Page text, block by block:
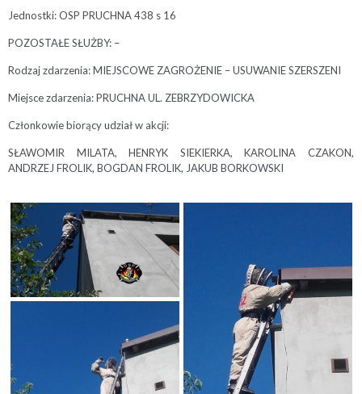
Jednostki: OSP PRUCHNA 438 s 16
POZOSTAŁE SŁUŻBY: –
Rodzaj zdarzenia: MIEJSCOWE ZAGROŻENIE – USUWANIE SZERSZENI
Miejsce zdarzenia: PRUCHNA UL. ZEBRZYDOWICKA
Członkowie biorący udział w akcji:
SŁAWOMIR MILATA, HENRYK SIEKIERKA, KAROLINA CZAKON,
ANDRZEJ FROLIK, BOGDAN FROLIK, JAKUB BORKOWSKI